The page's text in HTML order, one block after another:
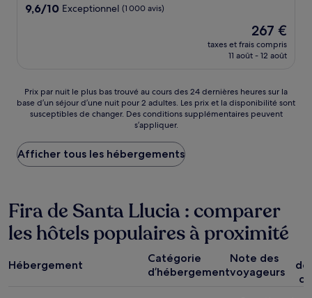
9.6
9,6/10 Exceptionnel (1 000 avis)
Le
nouveau
prix
267 €
267 €
taxes et frais compris
11 août - 12 août
Prix
par
nuit
plus
bas
trouvé
des
24 dernières
heures
sur
base
Prix par nuit le plus bas trouvé au cours des 24 dernières heures sur la
base d’un séjour d’une nuit pour 2 adultes. Les prix et la disponibilité sont
susceptibles de changer. Des conditions supplémentaires peuvent
s’appliquer.
Afficher tous les hébergements
Fira de Santa Llucia : comparer
les hôtels populaires à proximité
Hébergement
Catégorie
d’hébergement
Note des
voyageurs